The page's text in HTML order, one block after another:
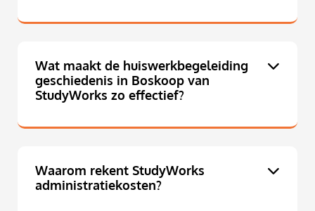
Wat maakt de huiswerkbegeleiding
geschiedenis in Boskoop van
StudyWorks zo effectief?
Waarom rekent StudyWorks
administratiekosten?